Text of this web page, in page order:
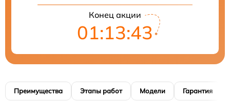
Конец акции
01:13:42
Преимущества Этапы работ Модели Гарантия